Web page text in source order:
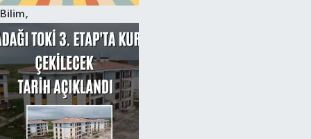
Bilim,